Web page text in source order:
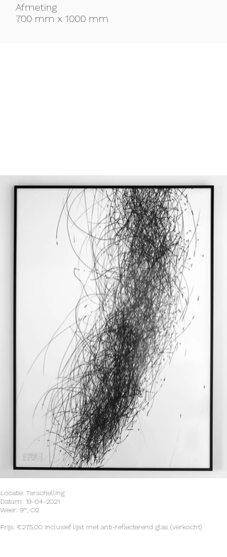
Afmeting
700 mm x 1000 mm
Locatie: Terschelling
Datum: 19-04-2021
Weer: 9°, O2
Prijs: €275,00 inclusief lijst met anti-reflecterend glas (verkocht)